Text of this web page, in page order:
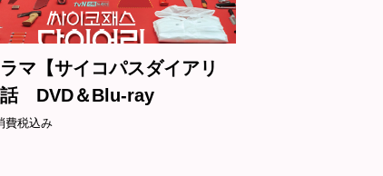
韓国ドラマ【サバイバー：60日間
の大統領】全話 DVD＆Blu-ray
¥3,180